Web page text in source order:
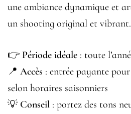
une ambiance dynamique et
un shooting original et vibrant.
👉 Période idéale : toute
📍 Accès : entrée payante
selon horaires saisonniers
💡 Conseil : portez des tons